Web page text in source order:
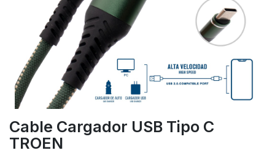
Cable Cargador USB Tipo C
TROEN